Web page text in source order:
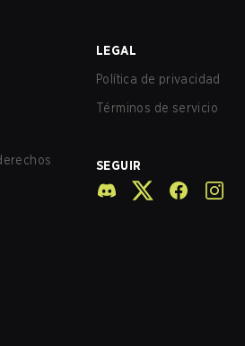
LEGAL
Política de privacidad
Términos de servicio
SEGUIR